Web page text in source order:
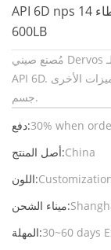
API 6D nps 14 يلقي الصلب سوينغ فحص غطاء مسامير الغطاء
600LB
مُصنع صيني Dervos تقدم صمامات عدم رجوع 14 بوصة مصنوعة وفقًا لـ
API 6D. تغطي الميزات الأخرى CL300 و rf end Connection و WCB
جسم.
دفع:30% when
أصل المنتج:China
اللون:
ميناء الشحن:
المهلة:30~60 days